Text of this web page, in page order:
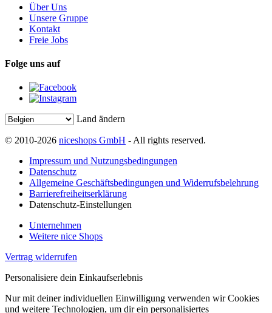
Über Uns
Unsere Gruppe
Kontakt
Freie Jobs
Folge uns auf
Land ändern
© 2010-2026 niceshops GmbH - All rights reserved.
Impressum und Nutzungsbedingungen
Datenschutz
Allgemeine Geschäftsbedingungen und Widerrufsbelehrung
Barrierefreiheitserklärung
Datenschutz-Einstellungen
Unternehmen
Weitere nice Shops
Vertrag widerrufen
Personalisiere dein Einkaufserlebnis
Nur mit deiner individuellen Einwilligung verwenden wir Cookies
und weitere Technologien, um dir ein personalisiertes